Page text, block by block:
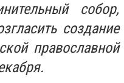
собор,
создание
православной